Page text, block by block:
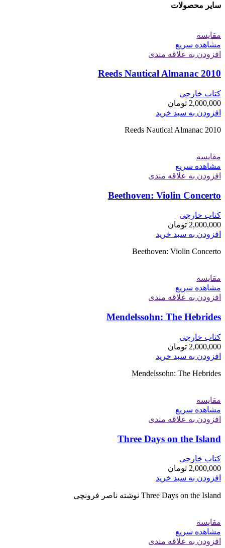
سایر محصولات
مقایسه
مشاهده سریع
افزودن به علاقه مندی
Reeds Nautical Almanac 2010
کتاب خارجی
2,000,000 تومان
افزودن به سبد خرید
Reeds Nautical Almanac 2010
مقایسه
مشاهده سریع
افزودن به علاقه مندی
Beethoven: Violin Concerto
کتاب خارجی
2,000,000 تومان
افزودن به سبد خرید
Beethoven: Violin Concerto
مقایسه
مشاهده سریع
افزودن به علاقه مندی
Mendelssohn: The Hebrides
کتاب خارجی
2,000,000 تومان
افزودن به سبد خرید
Mendelssohn: The Hebrides
مقایسه
مشاهده سریع
افزودن به علاقه مندی
Three Days on the Island
کتاب خارجی
2,000,000 تومان
افزودن به سبد خرید
Three Days on the Island نوشته ناصر فرونچی
مقایسه
مشاهده سریع
افزودن به علاقه مندی